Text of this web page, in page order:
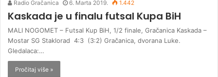
Radio Gračanica 6. Marta 2019. 1.442
Kaskada je u finalu futsal Kupa BiH
MALI NOGOMET – Futsal Kup BiH, 1/2 finale, Gračanica Kaskada –
Mostar SG Staklorad 4:3 (3:2) Gračanica, dvorana Luke.
Gledalaca:…
Pročitaj više »